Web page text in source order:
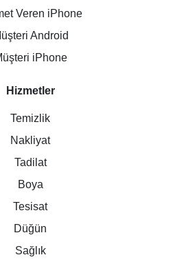
Veren iPhone
Android
iPhone
Hizmetler
Temizlik
Nakliyat
Tadilat
Boya
Tesisat
Düğün
Sağlık